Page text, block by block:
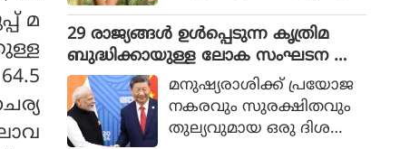
മ
രും.
29 രാജ്യങ്ങള്‍ ഉള്‍പ്പെടുന്ന കൃത്രിമ
ബുദ്ധിക്കായുള്ള ലോക സംഘടന ആ
രംഭിച്ച് ചൈന; ഇന്ത്യ ഇല്ലമനുഷ്യരാശിക്ക് പ്രയോജ
നകരവും സുരക്ഷിതവും
തുല്യവുമായ ഒരു ദിശ